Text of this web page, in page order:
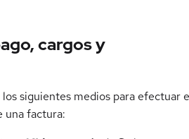
cargos y
los siguientes medios para efectuar
una factura: